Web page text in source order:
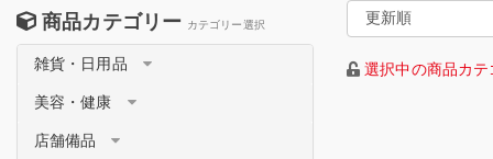
商品カテゴリー カテゴリー選択
雑貨・日用品
美容・健康
店舗備品
選択中の商品カ